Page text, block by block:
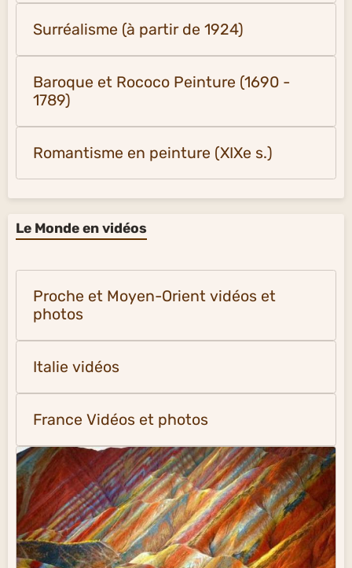
Surréalisme (à partir de 1924)
Baroque et Rococo Peinture (1690 -
1789)
Romantisme en peinture (XIXe s.)
Le Monde en vidéos
Proche et Moyen-Orient vidéos et
photos
Italie vidéos
France Vidéos et photos